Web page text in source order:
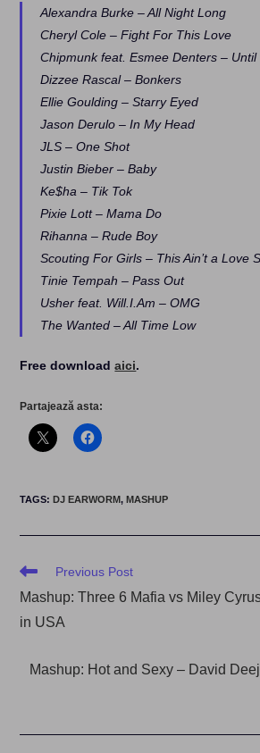
Alexandra Burke – All Night Long
Cheryl Cole – Fight For This Love
Chipmunk feat. Esmee Denters –
Dizzee Rascal – Bonkers
Ellie Goulding – Starry Eyed
Jason Derulo – In My Head
JLS – One Shot
Justin Bieber – Baby
Ke$ha – Tik Tok
Pixie Lott – Mama Do
Rihanna – Rude Boy
Scouting For Girls – This Ain’t a Love
Tinie Tempah – Pass Out
Usher feat. Will.I.Am – OMG
The Wanted – All Time Low
Free downloadaici.
Partajează asta:
TAGS:DJ EARWORM, MASHUP
Read
articles
Previous Post
Mashup: Three 6 Mafia vs Miley
in USA
Mashup: Hot and Sexy – David